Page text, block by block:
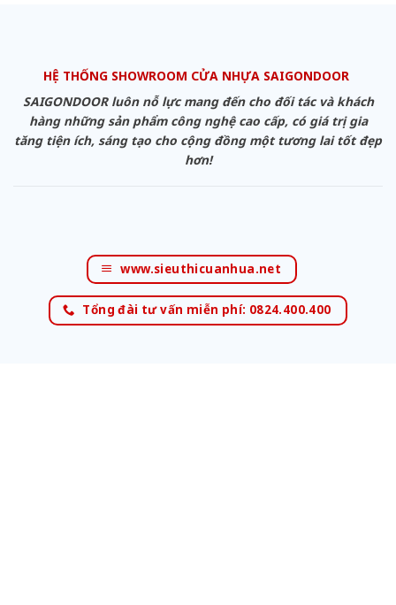
HỆ THỐNG SHOWROOM CỬA NHỰA SAIGONDOOR
SAIGONDOOR luôn nỗ lực mang đến cho đối tác và khách
hàng những sản phẩm công nghệ cao cấp, có giá trị gia
tăng tiện ích, sáng tạo cho cộng đồng một tương lai tốt đẹp
hơn!
www.sieuthicuanhua.net
Tổng đài tư vấn miễn phí: 0824.400.400